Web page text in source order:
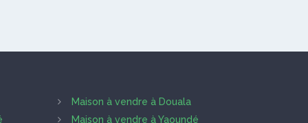
Maison à vendre à Douala
Maison à vendre à Yaoundé